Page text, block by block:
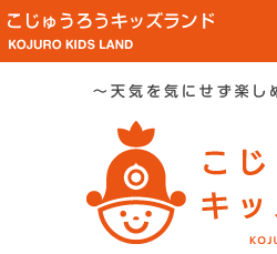
コ
ン
テ